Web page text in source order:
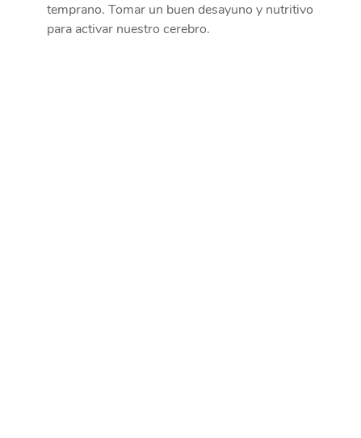
temprano. Tomar un buen desayuno y nutritivo
para activar nuestro cerebro.